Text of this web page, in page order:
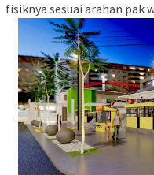
fisiknya sesuai arahan pak